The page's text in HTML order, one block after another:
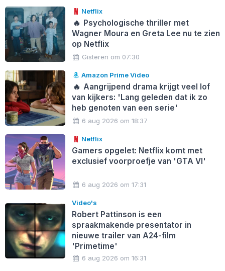
Netflix
🔥 Psychologische thriller met
Wagner Moura en Greta Lee nu te zien
op Netflix
Gisteren om 07:30
Amazon Prime Video
🔥 Aangrijpend drama krijgt veel lof
van kijkers: 'Lang geleden dat ik zo
heb genoten van een serie'
6 aug 2026 om 18:37
Netflix
Gamers opgelet: Netflix komt met
exclusief voorproefje van 'GTA VI'
6 aug 2026 om 17:31
Video's
Robert Pattinson is een
spraakmakende presentator in
nieuwe trailer van A24-film
'Primetime'
6 aug 2026 om 16:31